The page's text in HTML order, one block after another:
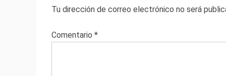
Tu dirección de correo electrónico no será
Comentario *